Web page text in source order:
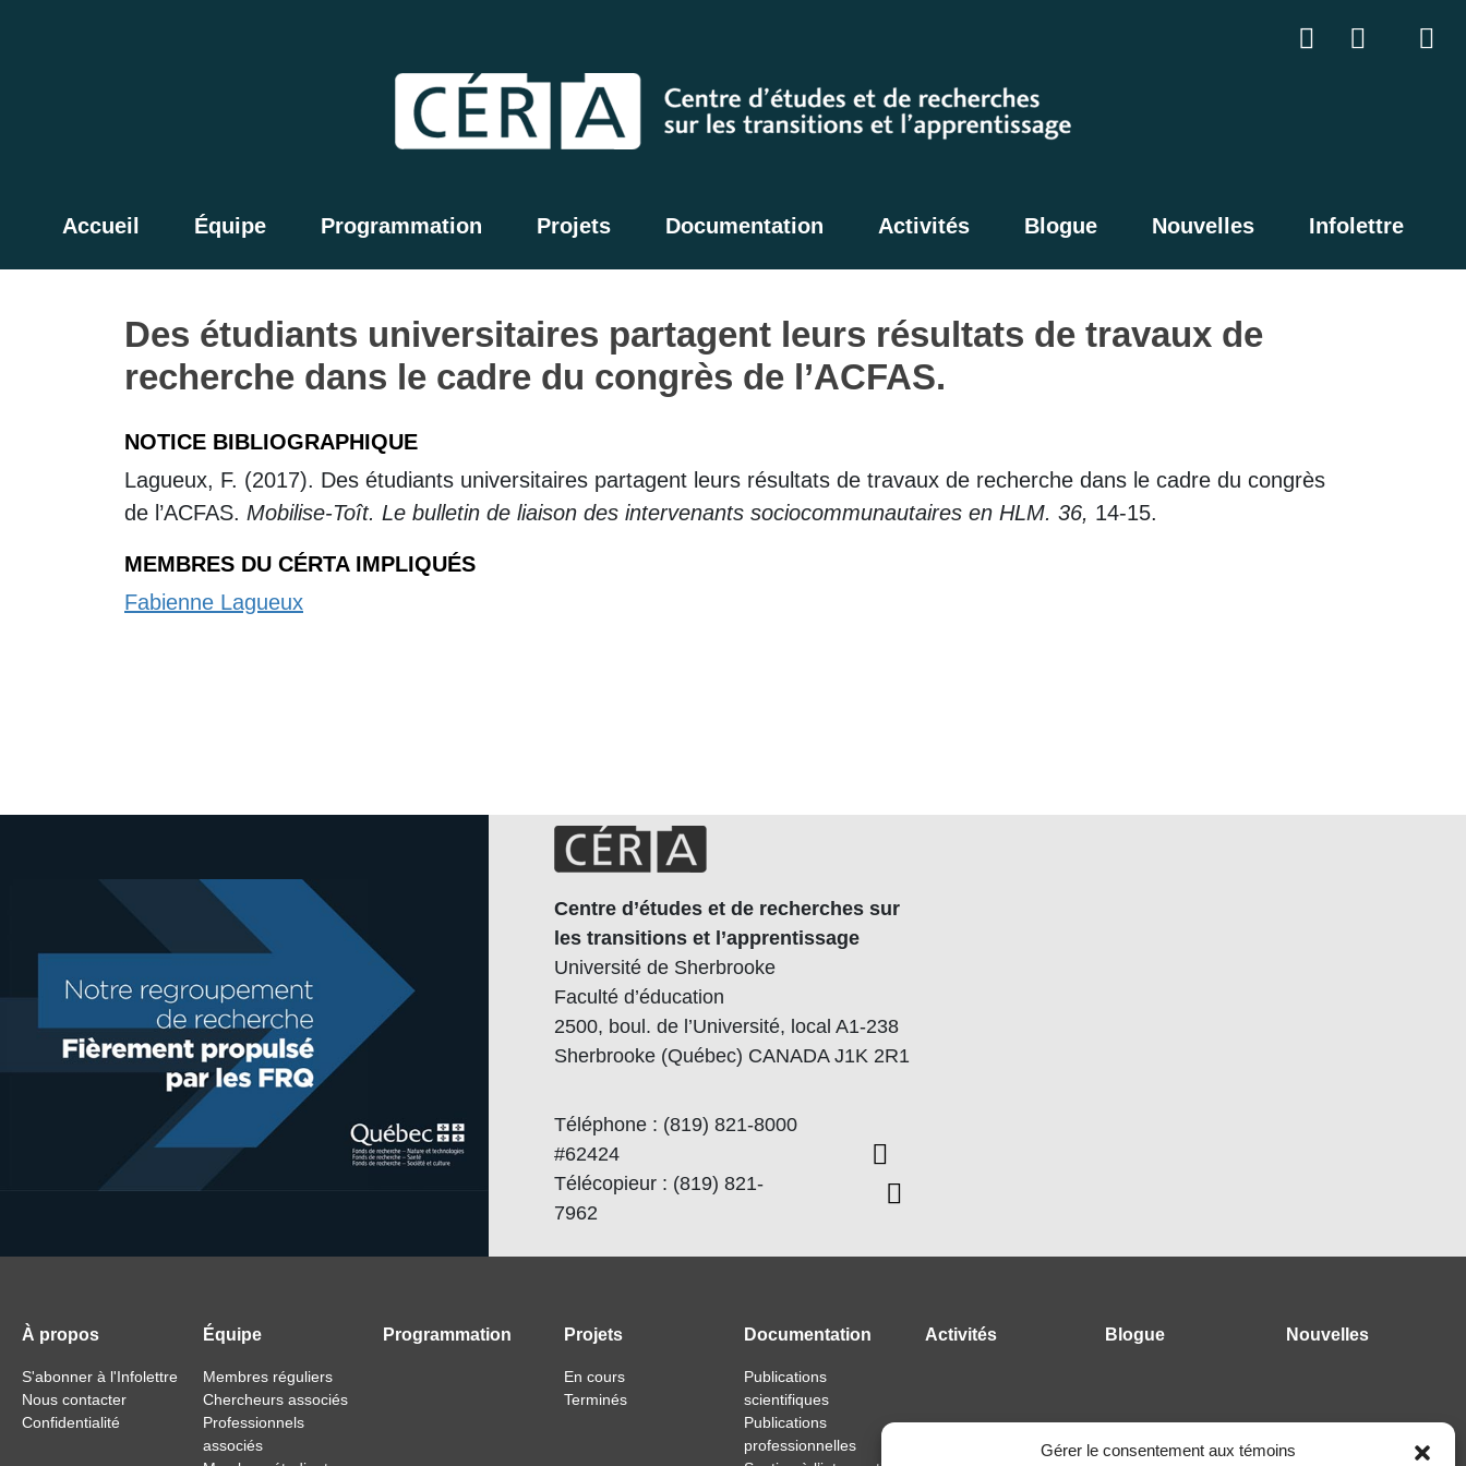
Gérer le consentement aux témoins
Accueil Équipe Programmation Projets Documentation Activités Blogue Nouvelles Infolettre
Des étudiants universitaires partagent leurs résultats de travaux de
recherche dans le cadre du congrès de l’ACFAS.
NOTICE BIBLIOGRAPHIQUE
Lagueux, F. (2017). Des étudiants universitaires partagent leurs résultats de travaux de recherche dans le cadre du congrès
de l’ACFAS. Mobilise-Toît. Le bulletin de liaison des intervenants sociocommunautaires en HLM. 36, 14-15.
MEMBRES DU CÉRTA IMPLIQUÉS
Fabienne Lagueux
Centre d’études et de recherches sur
les transitions et l’apprentissage
Université de Sherbrooke
Faculté d’éducation
2500, boul. de l’Université, local A1-238
Sherbrooke (Québec) CANADA J1K 2R1
Téléphone : (819) 821-8000
#62424
Télécopieur : (819) 821-
7962
À propos
S'abonner à l'Infolettre
Nous contacter
Confidentialité
Équipe
Membres réguliers
Chercheurs associés
Professionnels
associés
Programmation Projets
En cours
Terminés
Documentation
Publications
scientifiques
Publications
professionnelles
Activités Blogue Nouvelles